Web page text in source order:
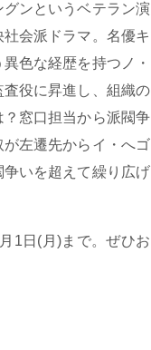
ンというベテラン演
会派ドラマ。名優キ
色な経歴を持つノ・
役に昇進し、組織の
窓口担当から派閥争
左遷先からイ・へゴ
いを超えて繰り広げ
1日(月)まで。ぜひお